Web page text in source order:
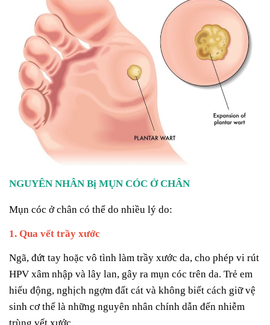
NGUYÊN NHÂN Bị MỤN CÓC Ở CHÂN
Mụn cóc ở chân có thể do nhiều lý do:
1. Qua vết trầy xước
Ngã, đứt tay hoặc vô tình làm trầy xước da, cho phép vi rút
HPV xâm nhập và lây lan, gây ra mụn cóc trên da. Trẻ em
hiếu động, nghịch ngợm đất cát và không biết cách giữ vệ
sinh cơ thể là những nguyên nhân chính dẫn đến nhiễm